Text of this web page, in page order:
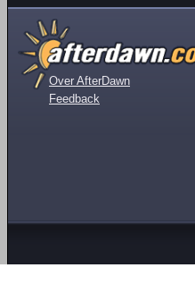
Over AfterDawn
Feedback